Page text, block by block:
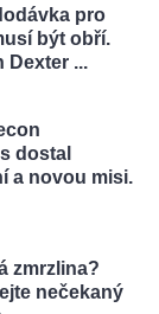
pro
být obří.
Dexter ...
dostal
a novou misi.
zmrzlina?
nečekaný